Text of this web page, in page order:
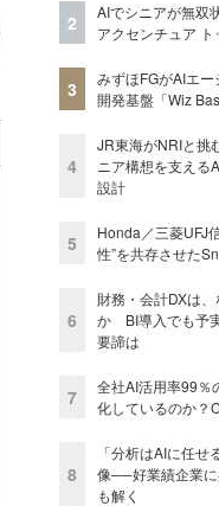
2
AIでシニアが無双
アクセンチュア ト
3
みずほFGがAIエ
開発基盤「Wiz
4
JR東海がNRIと挑
ニア構想を支える
設計
5
Honda／三菱UFJ
性”を共存させた
6
財務・会計DXは
か BI導入でも予
要諦は
7
全社AI活用率99％
化しているのか？
8
「分析はAIに任
像──好業績企業
も解く